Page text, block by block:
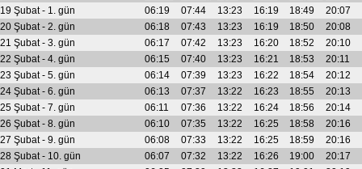
Bilgi
İletişim
19 Şubat - 1. gün
06:19 07:44 13:23 16:19 18:49
20:07
20 Şubat - 2. gün
06:18 07:43 13:23 16:19 18:50
20:08
21 Şubat - 3. gün
06:17 07:42 13:23 16:20 18:52
20:10
22 Şubat - 4. gün
06:15 07:40 13:23 16:21 18:53
20:11
23 Şubat - 5. gün
06:14 07:39 13:23 16:22 18:54
20:12
24 Şubat - 6. gün
06:13 07:37 13:22 16:23 18:55
20:13
25 Şubat - 7. gün
06:11 07:36 13:22 16:24 18:56
20:14
26 Şubat - 8. gün
06:10 07:35 13:22 16:25 18:58
20:16
27 Şubat - 9. gün
06:08 07:33 13:22 16:25 18:59
20:16
28 Şubat - 10. gün
06:07 07:32 13:22 16:26 19:00
20:17